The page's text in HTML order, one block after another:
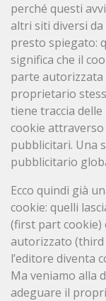
perché questi
altri siti diversi da
presto spiegato:
significa che il
parte
proprietario
tiene traccia
cookie
pubblicitari. Una
pubblicitario
Ecco quindi già
cookie: quelli
(first part cookie)
autorizzato (third
l’editore diventa
Ma veniamo alla
adeguare il